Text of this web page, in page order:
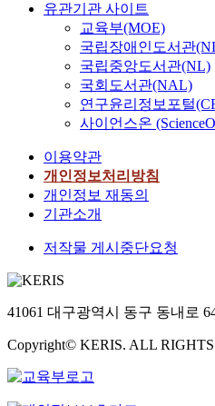
유관기관 사이트
교육부(MOE)
국립장애인도서관
국립중앙도서관(NL)
국회도서관(NAL)
연구윤리정보포털
사이언스온
이용약관
개인정보처리방침
개인정보 재동의
기관소개
저작물 게시중단요청
41061 대구광역시 동구 동내로
Copyright© KERIS. ALL